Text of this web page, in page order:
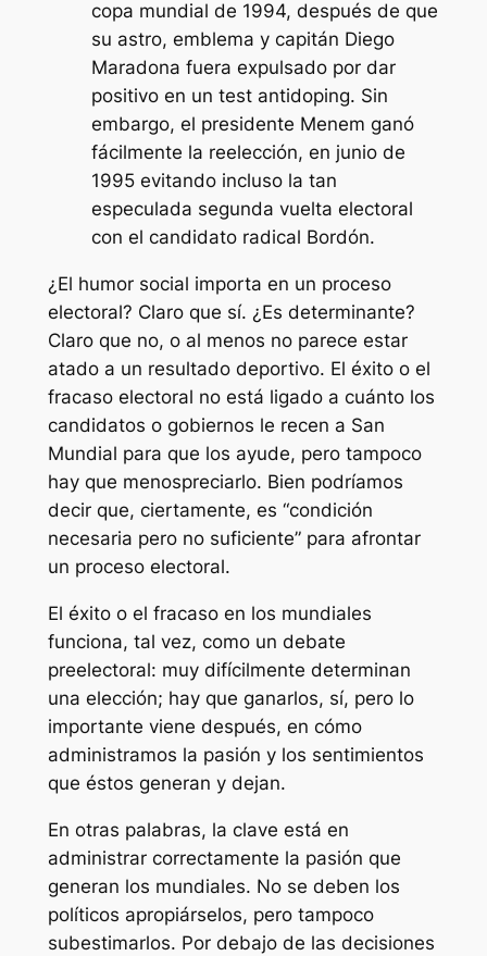
copa mundial de 1994, después de que
su astro, emblema y capitán Diego
Maradona fuera expulsado por dar
positivo en un test antidoping. Sin
embargo, el presidente Menem ganó
fácilmente la reelección, en junio de
1995 evitando incluso la tan
especulada segunda vuelta electoral
con el candidato radical Bordón.
¿El humor social importa en un proceso
electoral? Claro que sí. ¿Es determinante?
Claro que no, o al menos no parece estar
atado a un resultado deportivo. El éxito o el
fracaso electoral no está ligado a cuánto los
candidatos o gobiernos le recen a San
Mundial para que los ayude, pero tampoco
hay que menospreciarlo. Bien podríamos
decir que, ciertamente, es “condición
necesaria pero no suficiente” para afrontar
un proceso electoral.
El éxito o el fracaso en los mundiales
funciona, tal vez, como un debate
preelectoral: muy difícilmente determinan
una elección; hay que ganarlos, sí, pero lo
importante viene después, en cómo
administramos la pasión y los sentimientos
que éstos generan y dejan.
En otras palabras, la clave está en
administrar correctamente la pasión que
generan los mundiales. No se deben los
políticos apropiárselos, pero tampoco
subestimarlos. Por debajo de las decisiones